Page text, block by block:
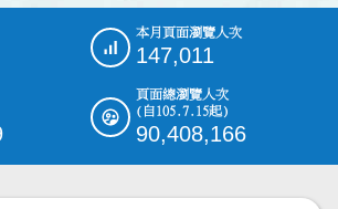
本月頁面瀏覽人次
147,011
頁面總瀏覽人次
(自105.7.15起)
90,408,166